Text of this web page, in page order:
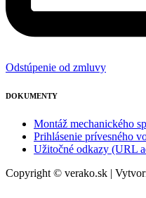
Odstúpenie od zmluvy
DOKUMENTY
Montáž mechanického
Prihlásenie prívesného
Užitočné odkazy (URL
Copyright © verako.sk |